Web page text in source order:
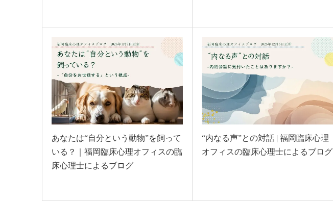
あなたは“自分という動物”を飼って
いる？｜福岡臨床心理オフィスの臨
床心理士によるブログ
“内なる声”との対話 | 福岡臨床心理
オフィスの臨床心理士によるブログ